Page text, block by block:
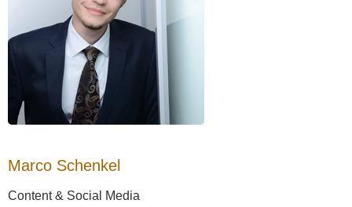
Marco Schenkel
Content & Social Media